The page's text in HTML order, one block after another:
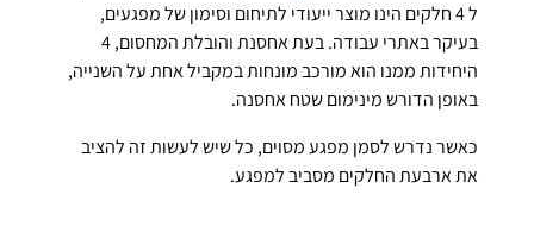
ל 4 חלקים הינו מוצר ייעודי לתיחום וסימון של מפגעים,
בעיקר באתרי עבודה. בעת אחסנת והובלת המחסום, 4
היחידות ממנו הוא מורכב מונחות במקביל אחת על השנייה,
באופן הדורש מינימום שטח אחסנה.
כאשר נדרש לסמן מפגע מסוים, כל שיש לעשות זה להציב
את ארבעת החלקים מסביב למפגע.